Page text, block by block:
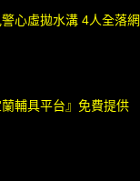
心虛拋水溝 4人全落網
輔具平台』免費提供